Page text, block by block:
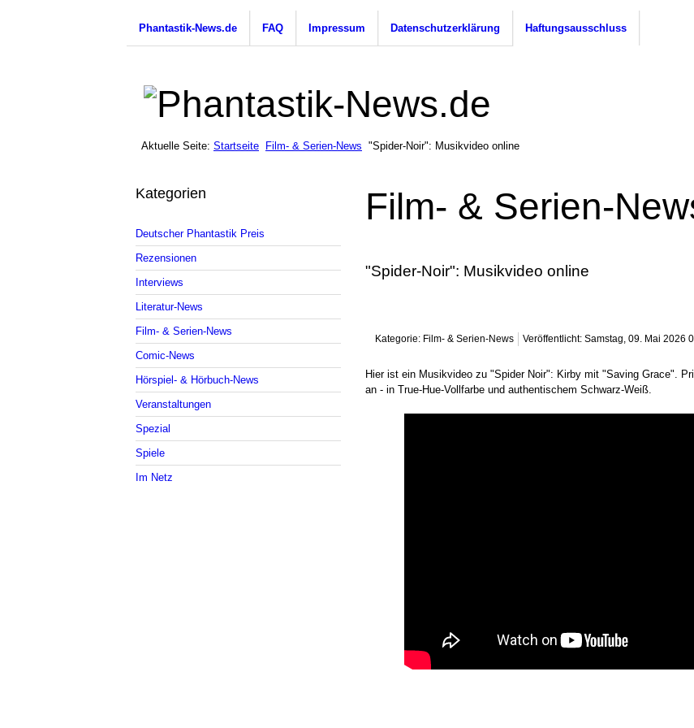
Phantastik-News.de FAQ Impressum Datenschutzerklärung Haftungsausschluss
Aktuelle Seite: Startseite Film- & Serien-News "Spider-Noir": Musikvideo online
Kategorien
Deutscher Phantastik Preis
Rezensionen
Interviews
Literatur-News
Film- & Serien-News
Comic-News
Hörspiel- & Hörbuch-News
Veranstaltungen
Spezial
Spiele
Im Netz
Film- & Serien-
"Spider-Noir": Musikvideo online
Kategorie: Film- & Serien-News Veröffentlicht: Samstag, 09. Mai 2026
Hier ist ein Musikvideo zu "Spider Noir": Kirby mit "Saving Grace".
an - in True-Hue-Vollfarbe und authentischem Schwarz-Weiß.